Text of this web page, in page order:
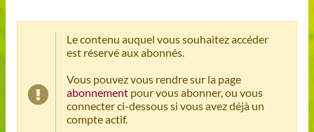
Le contenu auquel vous souhaitez accéder
est réservé aux abonnés.
Vous pouvez vous rendre sur la page
abonnementpour vous abonner, ou vous
connecter ci-dessous si vous avez déjà un
compte actif.